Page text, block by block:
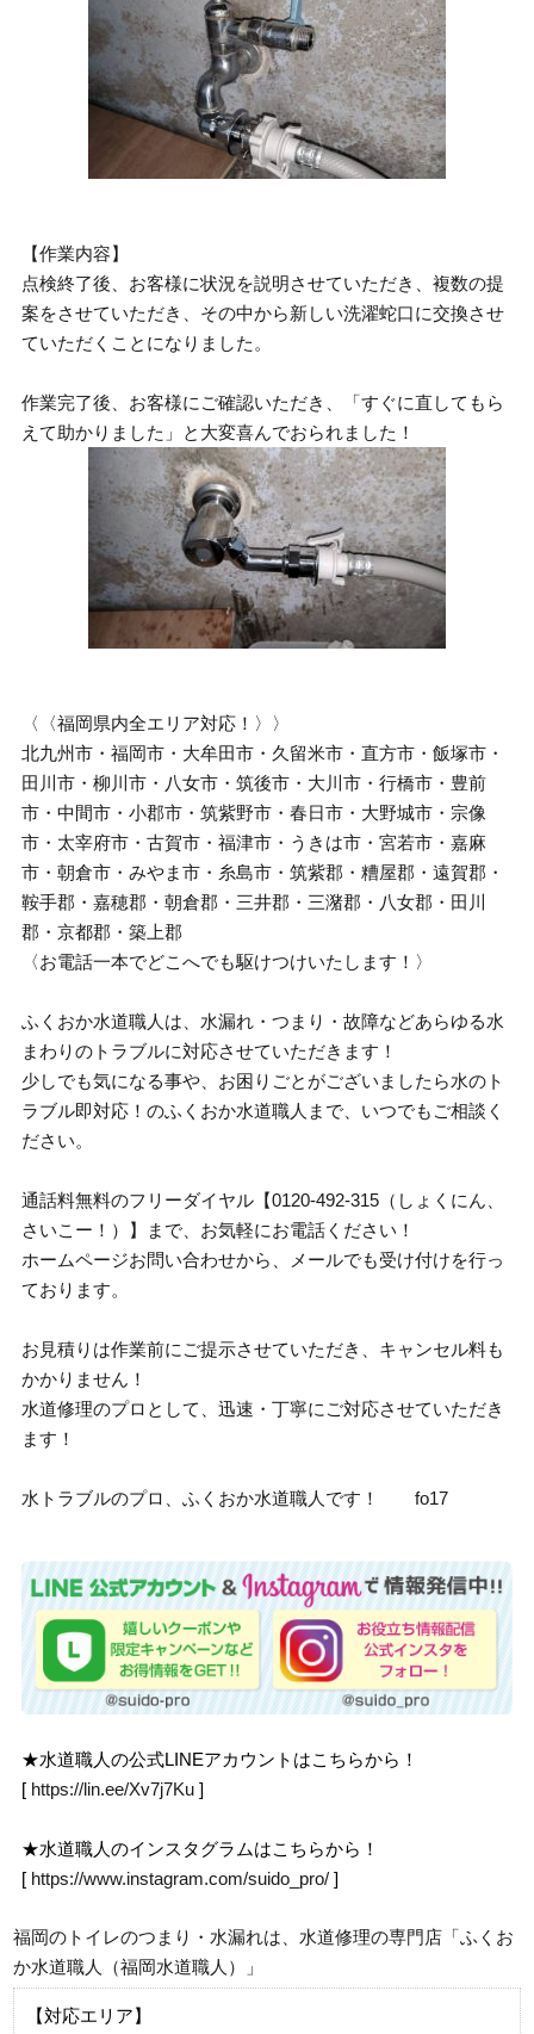
【作業内容】
点検終了後、お客様に状況を説明させていただき、複数の提
案をさせていただき、その中から新しい洗濯蛇口に交換させ
ていただくことになりました。
作業完了後、お客様にご確認いただき、「すぐに直してもら
えて助かりました」と大変喜んでおられました！
〈〈福岡県内全エリア対応！〉〉
北九州市・福岡市・大牟田市・久留米市・直方市・飯塚市・
田川市・柳川市・八女市・筑後市・大川市・行橋市・豊前
市・中間市・小郡市・筑紫野市・春日市・大野城市・宗像
市・太宰府市・古賀市・福津市・うきは市・宮若市・嘉麻
市・朝倉市・みやま市・糸島市・筑紫郡・糟屋郡・遠賀郡・
鞍手郡・嘉穂郡・朝倉郡・三井郡・三潴郡・八女郡・田川
郡・京都郡・築上郡
〈お電話一本でどこへでも駆けつけいたします！〉
ふくおか水道職人は、水漏れ・つまり・故障などあらゆる水
まわりのトラブルに対応させていただきます！
少しでも気になる事や、お困りごとがございましたら水のト
ラブル即対応！のふくおか水道職人まで、いつでもご相談く
ださい。
通話料無料のフリーダイヤル【0120-492-315（しょくにん、
さいこー！）】まで、お気軽にお電話ください！
ホームページお問い合わせから、メールでも受け付けを行っ
ております。
お見積りは作業前にご提示させていただき、キャンセル料も
かかりません！
水道修理のプロとして、迅速・丁寧にご対応させていただき
ます！
水トラブルのプロ、ふくおか水道職人です！ fo17
★水道職人の公式LINEアカウントはこちらから！
[ https://lin.ee/Xv7j7Ku ]
★水道職人のインスタグラムはこちらから！
[ https://www.instagram.com/suido_pro/ ]
福岡のトイレのつまり・水漏れは、水道修理の専門店「ふくお
か水道職人（福岡水道職人）」
【対応エリア】